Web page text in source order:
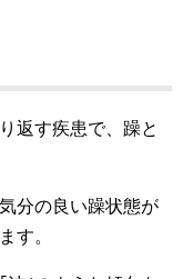
返す疾患で、躁と
分の良い躁状態が
す。